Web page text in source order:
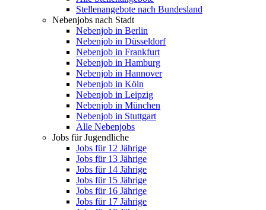
Stellenangebote nach Bundesland
Nebenjobs nach Stadt
Nebenjob in Berlin
Nebenjob in Düsseldorf
Nebenjob in Frankfurt
Nebenjob in Hamburg
Nebenjob in Hannover
Nebenjob in Köln
Nebenjob in Leipzig
Nebenjob in München
Nebenjob in Stuttgart
Alle Nebenjobs
Jobs für Jugendliche
Jobs für 12 Jährige
Jobs für 13 Jährige
Jobs für 14 Jährige
Jobs für 15 Jährige
Jobs für 16 Jährige
Jobs für 17 Jährige